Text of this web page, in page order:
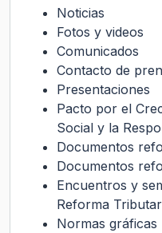
Noticias
Fotos y videos
Comunicados
Contacto de
Presentaciones
Pacto por el
Social y la
Documentos
Documentos
Encuentros y
Reforma
Normas gráficas